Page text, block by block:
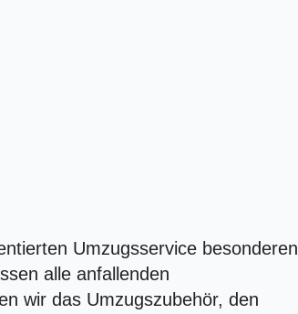
Umzugsservice besonderen
alle anfallenden
wir das Umzugszubehör, den